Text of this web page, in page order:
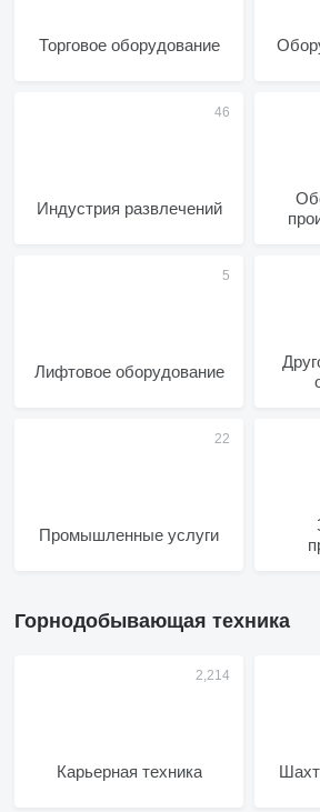
Торговое оборудование
Индустрия развлечений
Лифтовое оборудование
Промышленные услуги
Горнодобывающая техника
Карьерная техника